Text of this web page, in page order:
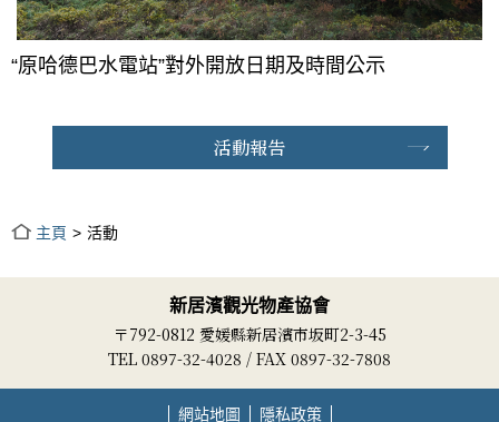
“原哈德巴水電站”對外開放日期及時間公示
活動報告
主頁 活動
新居濱觀光物產協會
〒792-0812 愛媛縣新居濱市坂町2-3-45
TEL 0897-32-4028 / FAX 0897-32-7808
網站地圖 隱私政策